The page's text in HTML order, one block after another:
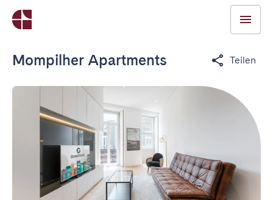
Mompilher Apartments Teilen